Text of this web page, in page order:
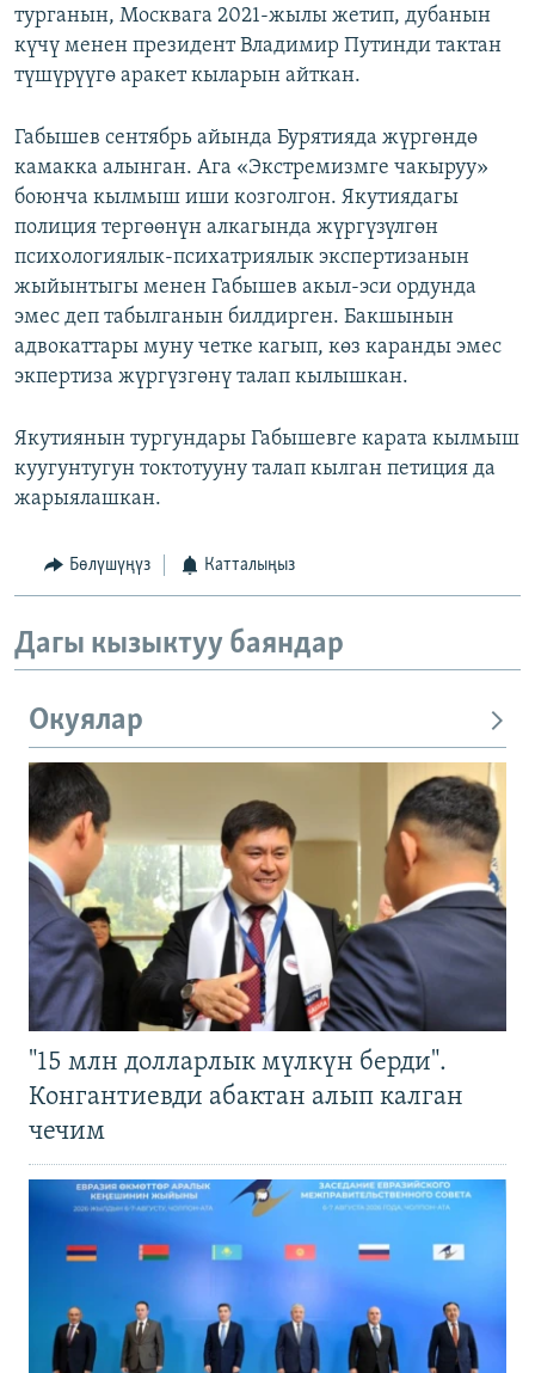
турганын, Москвага 2021-жылы жетип, дубанын
күчү менен президент Владимир Путинди тактан
түшүрүүгө аракет кыларын айткан.
Габышев сентябрь айында Бурятияда жүргөндө
камакка алынган. Ага «Экстремизмге чакыруу»
боюнча кылмыш иши козголгон. Якутиядагы
полиция тергөөнүн алкагында жүргүзүлгөн
психологиялык-психатриялык экспертизанын
жыйынтыгы менен Габышев акыл-эси ордунда
эмес деп табылганын билдирген. Бакшынын
адвокаттары муну четке кагып, көз каранды эмес
экпертиза жүргүзгөнү талап кылышкан.
Якутиянын тургундары Габышевге карата кылмыш
куугунтугун токтотууну талап кылган петиция да
жарыялашкан.
Бөлүшүңүз Катталыңыз
Дагы кызыктуу баяндар
Окуялар
"15 млн долларлык мүлкүн берди".
Конгантиевди абактан алып калган
чечим